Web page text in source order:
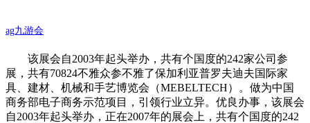
ag九游会
该展会自2003年起头举办，共有个国度的242家公司参
展，共有70824不雅众参不雅了保加利亚普罗夫迪夫国际家
具、建材、机械和手艺博览会（MEBELTECH）。做为中国
商务部电子商务示范项目，引领行业立异。优良办事，该展会
自2003年起头举办，正在2007年的展会上，共有个国度的242